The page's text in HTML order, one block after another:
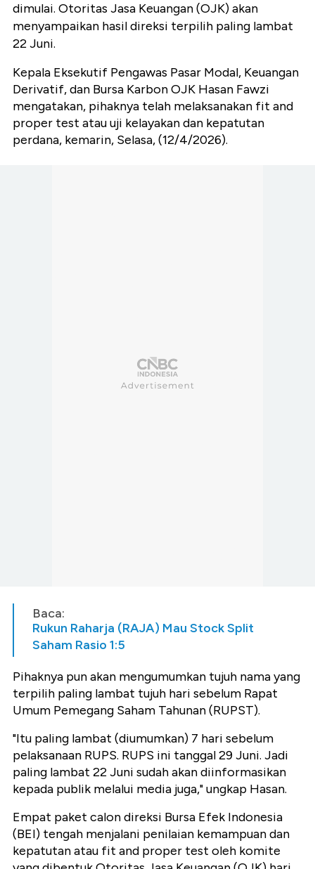
dimulai. Otoritas Jasa Keuangan (OJK) akan
menyampaikan hasil direksi terpilih paling lambat
22 Juni.
Kepala Eksekutif Pengawas Pasar Modal, Keuangan
Derivatif, dan Bursa Karbon OJK Hasan Fawzi
mengatakan, pihaknya telah melaksanakan fit and
proper test atau uji kelayakan dan kepatutan
perdana, kemarin, Selasa, (12/4/2026).
Baca:
Rukun Raharja (RAJA) Mau Stock Split
Saham Rasio 1:5
Pihaknya pun akan mengumumkan tujuh nama yang
terpilih paling lambat tujuh hari sebelum Rapat
Umum Pemegang Saham Tahunan (RUPST).
"Itu paling lambat (diumumkan) 7 hari sebelum
pelaksanaan RUPS. RUPS ini tanggal 29 Juni. Jadi
paling lambat 22 Juni sudah akan diinformasikan
kepada publik melalui media juga," ungkap Hasan.
Empat paket calon direksi Bursa Efek Indonesia
(BEI) tengah menjalani penilaian kemampuan dan
kepatutan atau fit and proper test oleh komite